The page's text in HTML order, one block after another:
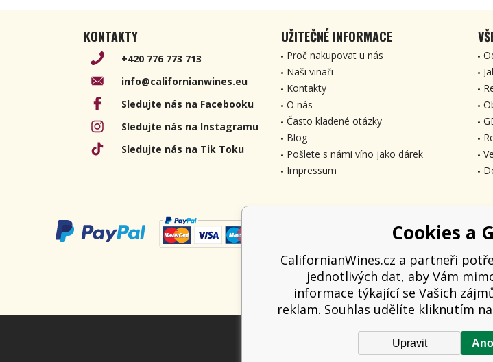
KONTAKTY
+420 776 773 713
info@californianwines.eu
Sledujte nás na Facebooku
Sledujte nás na Instagramu
Sledujte nás na Tik Toku
UŽITEČNÉ INFORMACE
Proč nakupovat u nás
Naši vinaři
Kontakty
O nás
Často kladené otázky
Blog
Pošlete s námi víno jako dárek
Impressum
Cookies a
CalifornianWines.cz a partneři
jednotlivých dat, aby Vám
informace týkající se Vašich
reklam. Souhlas udělíte kliknutím
Upravit